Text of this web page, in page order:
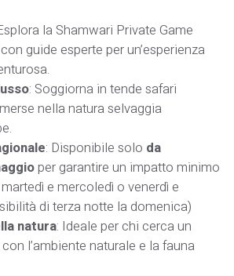
la Shamwari Private Game
guide esperte per un’esperienza
: Soggiorna in tende safari
nella natura selvaggia
: Disponibile solo da
per garantire un impatto minimo
e mercoledì o venerdì e
di terza notte la domenica)
natura: Ideale per chi cerca un
l’ambiente naturale e la fauna